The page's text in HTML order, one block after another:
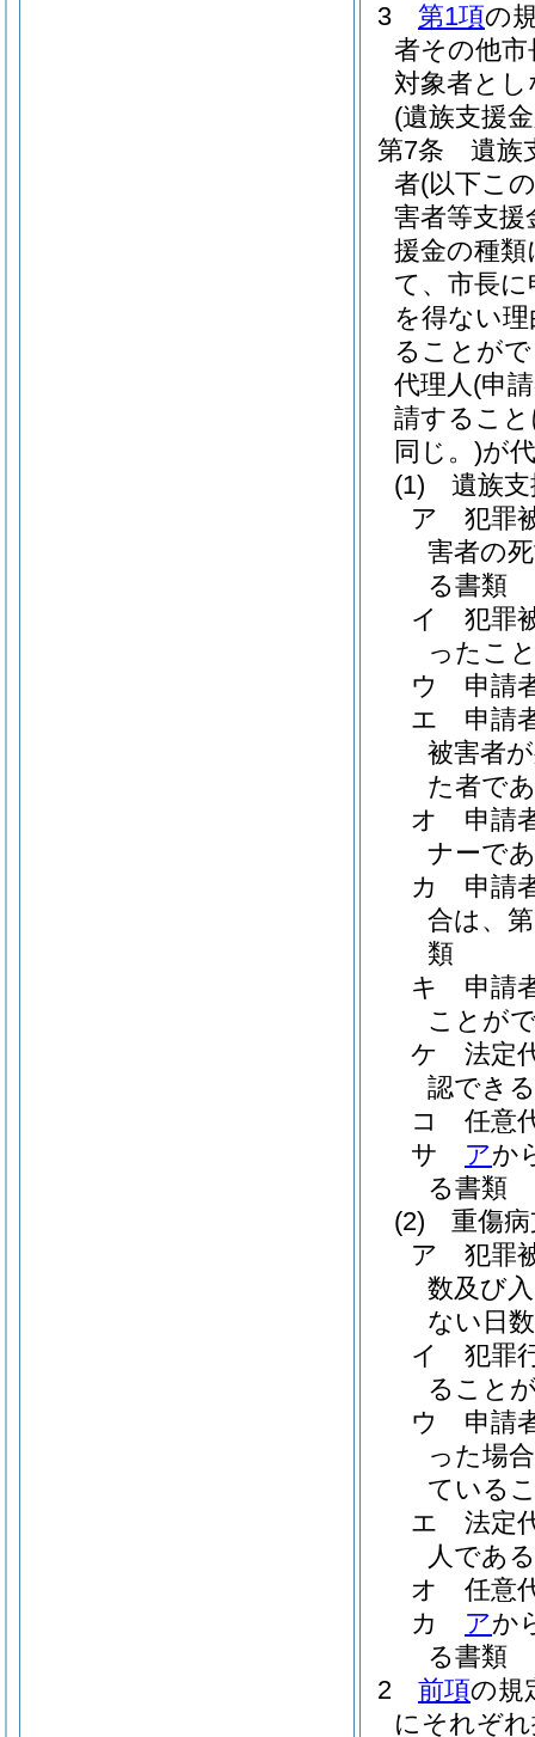
3
第1項の
者その他
対象者と
(遺族支援
第7条
遺族
者(以下こ
害者等支援
援金の種類
て、市長
を得ない
ることが
代理人(申
請するこ
同じ。)が
(1)
遺族
ア
犯罪
害者の
る書類
イ
犯罪
ったこ
ウ
申請
エ
申請
被害者
た者で
オ
申請
ナーで
カ
申請
合は、
類
キ
申請
ことが
ケ
法定
認でき
コ
任意
サ
アか
る書類
(2)
重傷
ア
犯罪
数及び
ない日
イ
犯罪
ること
ウ
申請
った場
ている
エ
法定
人であ
オ
任意
カ
アか
る書類
2
前項の規
にそれぞ